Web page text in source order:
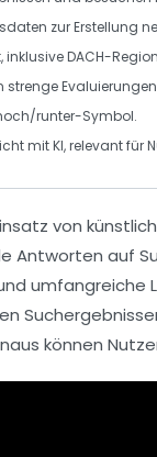
zur Erstellung
inklusive DACH-
strenge
runter-Symbol.
mit KI, relevant für
von
auf
umfangreiche
können